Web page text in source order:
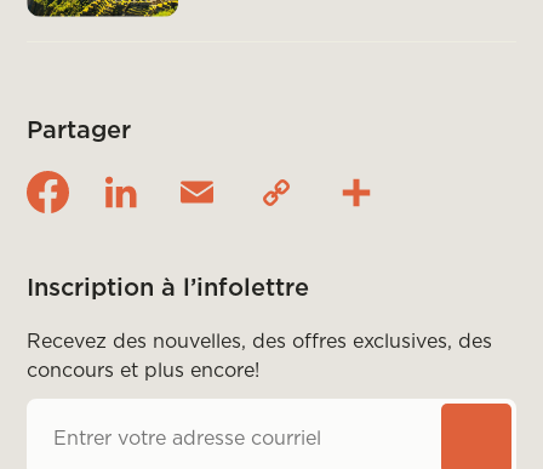
Partager
Inscription à l’infolettre
Recevez des nouvelles, des offres exclusives, des
concours et plus encore!